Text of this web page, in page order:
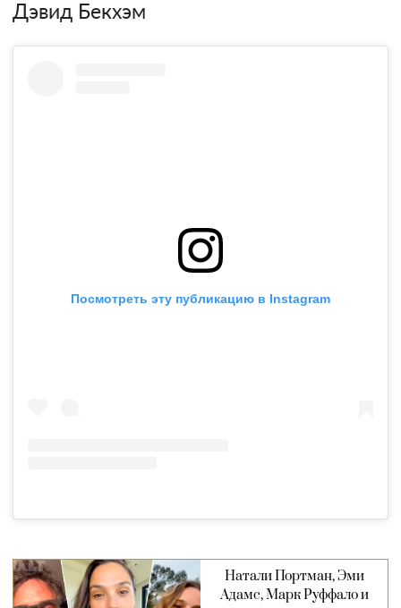
Дэвид Бекхэм
Посмотреть эту публикацию в Instagram
Натали Портман, Эми
Адамс, Марк Руффало и